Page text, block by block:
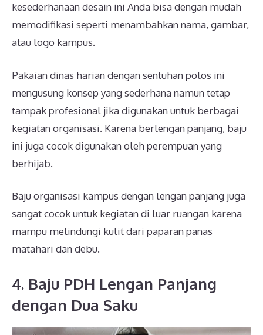
kesederhanaan desain ini Anda bisa dengan mudah
memodifikasi seperti menambahkan nama, gambar,
atau logo kampus.
Pakaian dinas harian dengan sentuhan polos ini
mengusung konsep yang sederhana namun tetap
tampak profesional jika digunakan untuk berbagai
kegiatan organisasi. Karena berlengan panjang, baju
ini juga cocok digunakan oleh perempuan yang
berhijab.
Baju organisasi kampus dengan lengan panjang juga
sangat cocok untuk kegiatan di luar ruangan karena
mampu melindungi kulit dari paparan panas
matahari dan debu.
4. Baju PDH Lengan Panjang
dengan Dua Saku